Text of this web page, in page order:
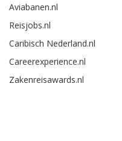
Aviabanen.nl
Reisjobs.nl
Caribisch Nederland.nl
Careerexperience.nl
Zakenreisawards.nl